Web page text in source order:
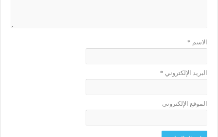
الاسم *
البريد الإلكتروني *
الموقع الإلكتروني